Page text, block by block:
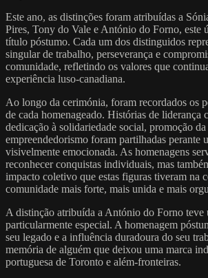
Este ano, as distinções foram atribuídas a
Pires, Tony do Vale e António do Forno, este
título póstumo. Cada um dos distinguidos
singular de trabalho, perseverança e
comunidade, refletindo os valores que
experiência luso-canadiana.
Ao longo da cerimónia, foram recordados os
de cada homenageado. Histórias de liderança
dedicação à solidariedade social, promoção
empreendedorismo foram partilhadas perante
visivelmente emocionada. As homenagens
reconhecer conquistas individuais, mas
impacto coletivo que estas figuras tiveram na
comunidade mais forte, mais unida e mais
A distinção atribuída a António do Forno teve
particularmente especial. A homenagem
seu legado e a influência duradoura do seu
memória de alguém que deixou uma marca
portuguesa de Toronto e além-fronteiras.